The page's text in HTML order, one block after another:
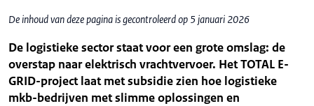
De inhoud van deze pagina is gecontroleerd op 5 januari 2026
De logistieke sector staat voor een grote omslag: de
overstap naar elektrisch vrachtvervoer. Het TOTAL E-
GRID-project laat met subsidie zien hoe logistieke
mkb-bedrijven met slimme oplossingen en